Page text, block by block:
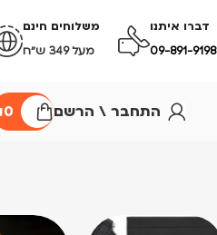
דברו איתנו
09-891-9198
משלוחים חינם
מעל 349 ש״ח
התחבר \ הרשם 0